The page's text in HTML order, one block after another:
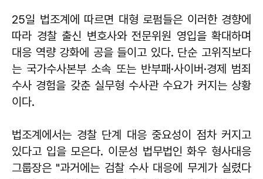
25일 법조계에 따르면 대형 로펌들은 이러한 경향에
따라 경찰 출신 변호사와 전문위원 영입을 확대하며
대응 역량 강화에 공을 들이고 있다. 단순 고위직보다
는 국가수사본부 소속 또는 반부패·사이버·경제 범죄
수사 경험을 갖춘 실무형 수사관 수요가 커지는 상황
이다.
법조계에서는 경찰 단계 대응 중요성이 점차 커지고
있다고 입을 모은다. 이문성 법무법인 화우 형사대응
그룹장은 "과거에는 검찰 수사 대응에 무게가 실렸다